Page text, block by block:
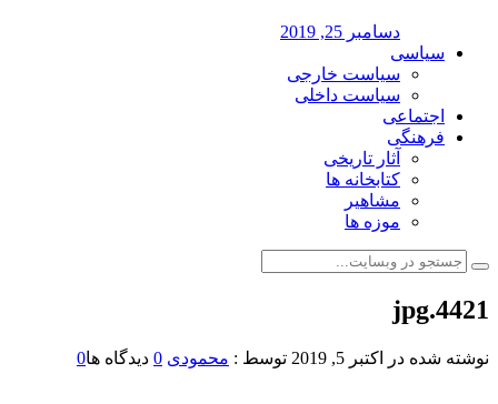
دسامبر 25, 2019
سیاسی
سیاست خارجی
سیاست داخلی
اجتماعی
فرهنگی
آثار تاریخی
کتابخانه ها
مشاهیر
موزه ها
4421.jpg
نوشته شده در اکتبر 5, 2019 توسط : محمودی 0 دیدگاه ها0